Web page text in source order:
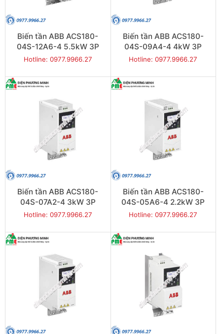
Biến tần ABB ACS180-
04S-12A6-4 5.5kW 3P
Hotline: 0977.9966.27
Biến tần ABB ACS180-
04S-09A4-4 4kW 3P
Hotline: 0977.9966.27
Biến tần ABB ACS180-
04S-07A2-4 3kW 3P
Hotline: 0977.9966.27
Biến tần ABB ACS180-
04S-05A6-4 2.2kW 3P
Hotline: 0977.9966.27